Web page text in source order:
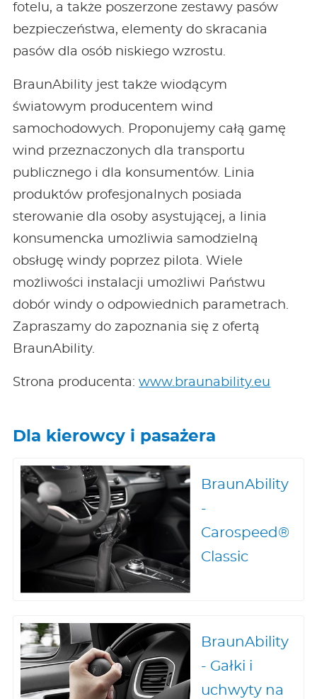
fotelu, a także poszerzone zestawy pasów
bezpieczeństwa, elementy do skracania
pasów dla osób niskiego wzrostu.
BraunAbility jest także wiodącym
światowym producentem wind
samochodowych. Proponujemy całą gamę
wind przeznaczonych dla transportu
publicznego i dla konsumentów. Linia
produktów profesjonalnych posiada
sterowanie dla osoby asystującej, a linia
konsumencka umożliwia samodzielną
obsługę windy poprzez pilota. Wiele
możliwości instalacji umożliwi Państwu
dobór windy o odpowiednich parametrach.
Zapraszamy do zapoznania się z ofertą
BraunAbility.
Strona producenta:www.braunability.eu
Dla kierowcy i pasażera
BraunAbility
-
Carospeed®
Classic
BraunAbility
- Gałki i
uchwyty na